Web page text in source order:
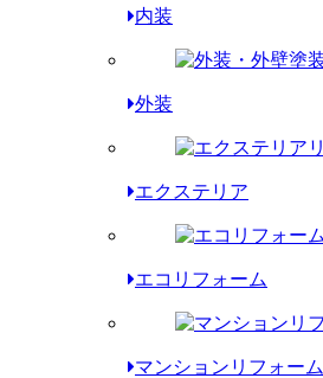
内装
外装
エクステリア
エコリフォーム
マンションリフォーム